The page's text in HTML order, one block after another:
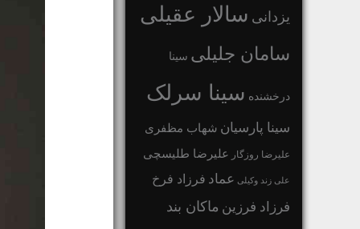
یزدانی سالار عقیلی
سامان جلیلی سینا
درخشنده سینا سرلک
سینا پارسیان شهاب مظفری
علیرضا روزگار علیرضا طلیسچی
علی زند وکیلی عماد فرزاد فرخ
فرزاد فرزین ماکان بند